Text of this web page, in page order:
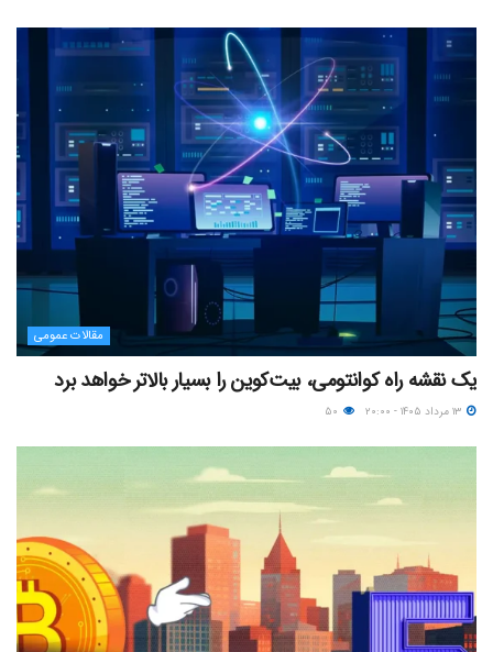
مقالات عمومی
یک نقشه راه کوانتومی، بیت‌کوین را بسیار بالاتر خواهد برد